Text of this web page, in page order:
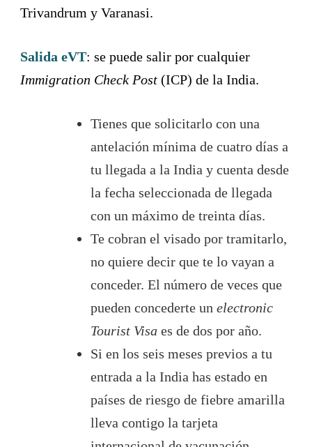
Trivandrum y Varanasi.
Salida eVT: se puede salir por cualquier
Immigration Check Post (ICP) de la India.
Tienes que solicitarlo con una
antelación mínima de cuatro días a
tu llegada a la India y cuenta desde
la fecha seleccionada de llegada
con un máximo de treinta días.
Te cobran el visado por tramitarlo,
no quiere decir que te lo vayan a
conceder. El número de veces que
pueden concederte unelectronic
Tourist Visa es de dos por año.
Si en los seis meses previos a tu
entrada a la India has estado en
países de riesgo de fiebre amarilla
lleva contigo la tarjeta